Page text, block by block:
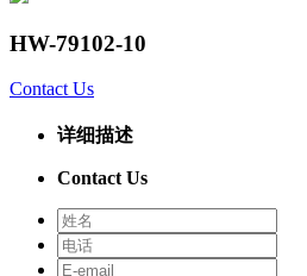
HW-79102-10
Contact Us
详细描述
Contact Us